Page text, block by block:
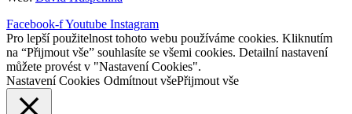
Facebook-fYoutube Instagram
Pro lepší použitelnost tohoto webu používáme cookies. Kliknutím
na “Přijmout vše” souhlasíte se všemi cookies. Detailní nastavení
můžete provést v "Nastavení Cookies".
Nastavení Cookies Odmítnout všePřijmout vše